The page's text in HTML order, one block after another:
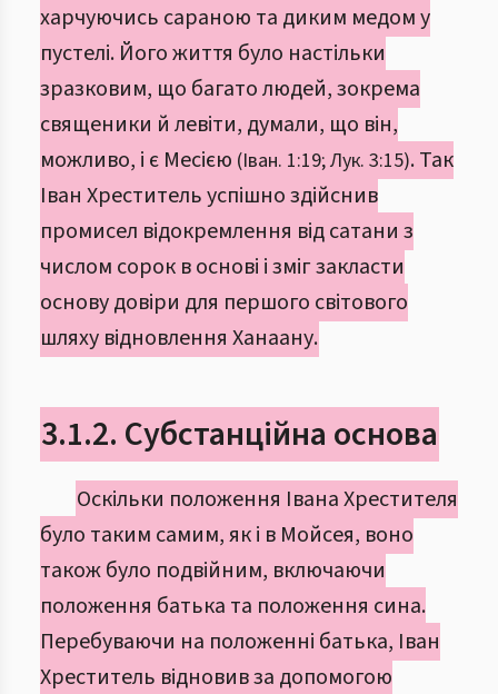
харчуючись сараною та диким медом у
пустелі. Його життя було настільки
зразковим, що багато людей, зокрема
священики й левіти, думали, що він,
можливо, і є Месією (Іван. 1:19; Лук. 3:15). Так
Іван Хреститель успішно здійснив
промисел відокремлення від сатани з
числом сорок в основі і зміг закласти
основу довіри для першого світового
шляху відновлення Ханаану.
3.1.2. Субстанційна основа
Оскільки положення Івана Хрестителя
було таким самим, як і в Мойсея, воно
також було подвійним, включаючи
положення батька та положення сина.
Перебуваючи на положенні батька, Іван
Хреститель відновив за допомогою